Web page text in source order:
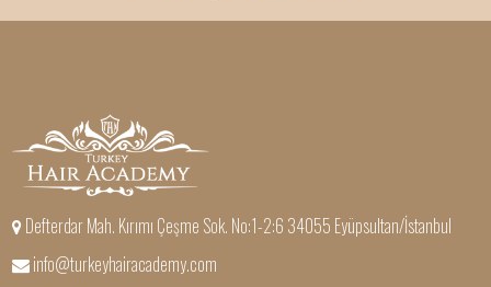
Defterdar Mah. Kırımı Çeşme Sok. No:1-2:6 34055 Eyüpsultan/İstanbul
info@turkeyhairacademy.com